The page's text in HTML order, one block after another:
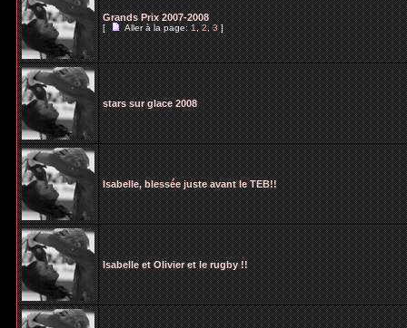
Grands Prix 2007-2008
[ Aller à la page:1,2,3]
stars sur glace 2008
Isabelle, blessée juste avant le TEB!!
Isabelle et Olivier et le rugby !!